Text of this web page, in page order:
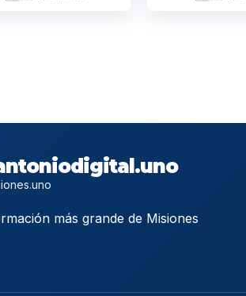
más grande de Misiones